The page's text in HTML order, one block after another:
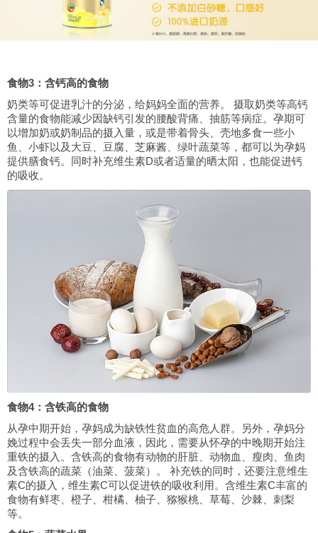
食物3：含钙高的食物
奶类等可促进乳汁的分泌，给妈妈全面的营养。 摄取奶类等高钙
含量的食物能减少因缺钙引发的腰酸背痛、抽筋等病症。孕期可
以增加奶或奶制品的摄入量，或是带着骨头、壳地多食一些小
鱼、小虾以及大豆、豆腐、芝麻酱、绿叶蔬菜等，都可以为孕妈
提供膳食钙。同时补充维生素D或者适量的晒太阳，也能促进钙
的吸收。
食物4：含铁高的食物
从孕中期开始，孕妈成为缺铁性贫血的高危人群。另外，孕妈分
娩过程中会丢失一部分血液，因此，需要从怀孕的中晚期开始注
重铁的摄入。含铁高的食物有动物的肝脏、动物血、瘦肉、鱼肉
及含铁高的蔬菜（油菜、菠菜）。 补充铁的同时，还要注意维生
素C的摄入，维生素C可以促进铁的吸收利用。含维生素C丰富的
食物有鲜枣、橙子、柑橘、柚子、猕猴桃、草莓、沙棘、刺梨
等。